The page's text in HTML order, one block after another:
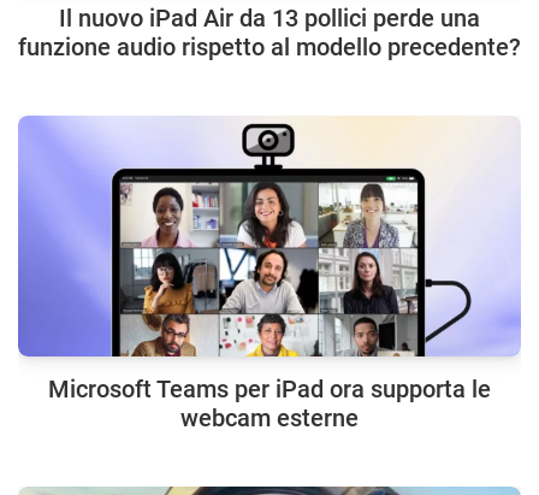
Il nuovo iPad Air da 13 pollici perde una
funzione audio rispetto al modello precedente?
Microsoft Teams per iPad ora supporta le
webcam esterne